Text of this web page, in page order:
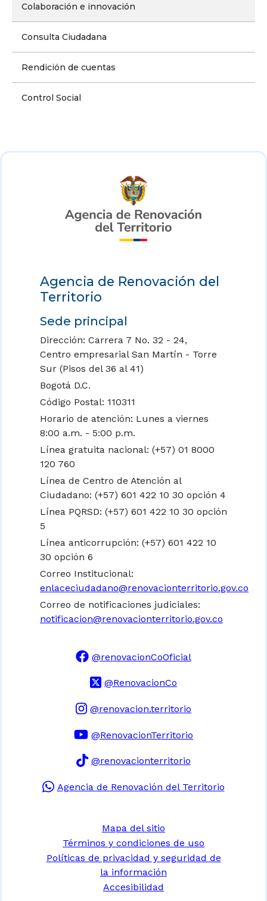
Colaboración e innovación
Consulta Ciudadana
Rendición de cuentas
Control Social
Agencia de Renovación del
Territorio
Sede principal
Dirección: Carrera 7 No. 32 - 24,
Centro empresarial San Martín - Torre
Sur (Pisos del 36 al 41)
Bogotá D.C.
Código Postal: 110311
Horario de atención: Lunes a viernes
8:00 a.m. - 5:00 p.m.
Línea gratuita nacional: (+57) 01 8000
120 760
Línea de Centro de Atención al
Ciudadano: (+57) 601 422 10 30 opción 4
Línea PQRSD: (+57) 601 422 10 30 opción
5
Línea anticorrupción: (+57) 601 422 10
30 opción 6
Correo Institucional:
enlaceciudadano@renovacionterritorio.gov.co
Correo de notificaciones judiciales:
notificacion@renovacionterritorio.gov.co
@renovacionCoOficial
@RenovacionCo
@renovacion.territorio
@RenovacionTerritorio
@renovacionterritorio
Agencia de Renovación del Territorio
Mapa del sitio
Términos y condiciones de uso
Políticas de privacidad y seguridad de
la información
Accesibilidad